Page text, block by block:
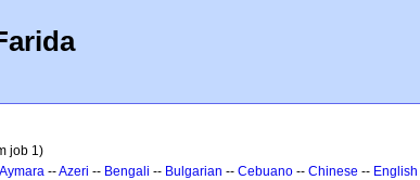
job 1)
Aymara --Azeri -- Bengali -- Bulgarian -- Cebuano -- Chinese -- English